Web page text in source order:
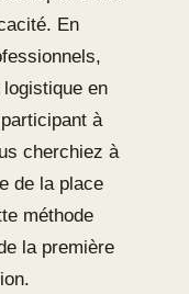
En
en
à
cherchiez à
de la place
méthode
la première